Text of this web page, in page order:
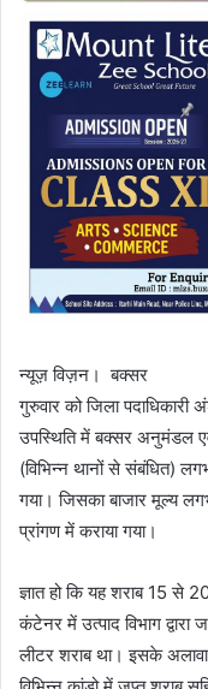
न्यूज़ विज़न। बक्सर
गुरुवार को जिला
उपस्थिति में बक्सर अनुमंडल एवं
(विभिन्न थानों से संबंधित)
गया। जिसका बाजार मूल्य
प्रांगण में कराया गया।
ज्ञात हो कि यह शराब 15 से
कंटेनर में उत्पाद विभाग
लीटर शराब था। इसके